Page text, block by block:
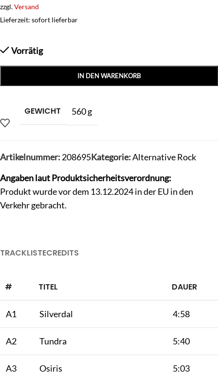
zzgl.Versand
Lieferzeit: sofort lieferbar
Vorrätig
IN DEN WARENKORB
GEWICHT 560 g
Artikelnummer: 208695Kategorie:Alternative Rock
Angaben laut Produktsicherheitsverordnung:
Produkt wurde vor dem 13.12.2024 in der EU in den
Verkehr gebracht.
TRACKLISTECREDITS
# TITEL DAUER
A1 Silverdal 4:58
A2 Tundra 5:40
A3 Osiris 5:03